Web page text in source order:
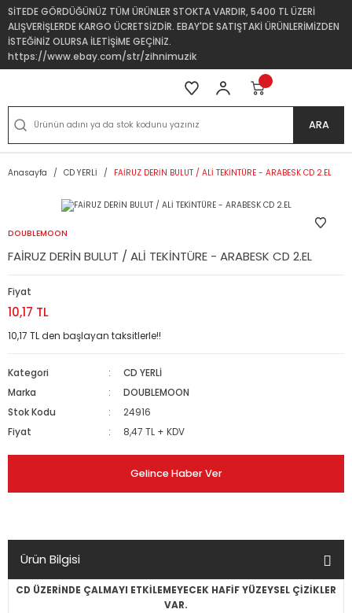
SİTEDE GÖRDÜĞÜNÜZ TÜM ÜRÜNLER STOKTA VARDIR, 5400 TL ÜZERİ
ALIŞVERİŞLERDE KARGO ÜCRETSİZDİR. EBAY'DE SATIŞTAKİ ÜRÜNLERİMİZDEN
İSTEĞİNİZ OLURSA İLETİŞİME GEÇİNİZ.
https://www.ebay.com/str/zihnimuzik
ARA
Anasayfa CD YERLİ FAİRUZ DERİN BULUT / ALİ TEKİNTÜRE - ARABESK CD 2.EL
DOUBLEMOON
FAİRUZ DERİN BULUT / ALİ TEKİNTÜRE - ARABESK CD 2.EL
Fiyat
10,17 TL
10,17 TL den başlayan taksitlerle!!
Kategori
CD YERLİ
Marka
DOUBLEMOON
Stok Kodu
24916
Fiyat
8,47 TL + KDV
Gelince Haber Ver
Ürün Bilgisi
CD ÜZERİNDE ÇALMAYI ETKİLEMEYECEK HAFİF YÜZEYSEL ÇİZİKLER
VAR.